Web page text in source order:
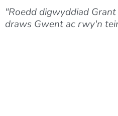
"Roedd digwyddiad
draws Gwent ac rwy'n